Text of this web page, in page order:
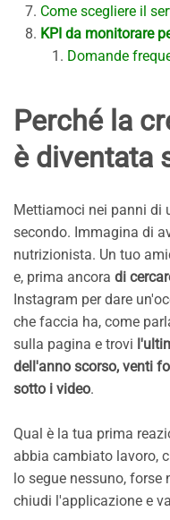
Come scegliere il
KPI da monitorare
Domande
Perché la
è diventata
Mettiamoci nei panni di
secondo. Immagina di
nutrizionista. Un tuo
e, prima ancora di
Instagram per dare
che faccia ha, come
sulla pagina e trovi
dell'anno scorso, venti
sotto i video.
Qual è la tua prima
abbia cambiato lavoro,
lo segue nessuno, forse
chiudi l'applicazione e